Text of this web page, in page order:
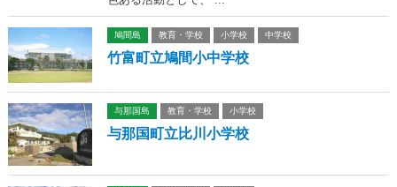
鳩間島 教育・学校 小学校 中学校
竹富町立鳩間小中学校
与那国島 教育・学校 小学校
与那国町立比川小学校